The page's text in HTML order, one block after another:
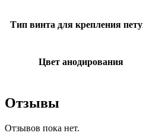
Тип винта для крепления
Цвет анодирования
Отзывы
Отзывов пока нет.